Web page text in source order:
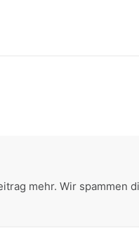
mehr. Wir spammen